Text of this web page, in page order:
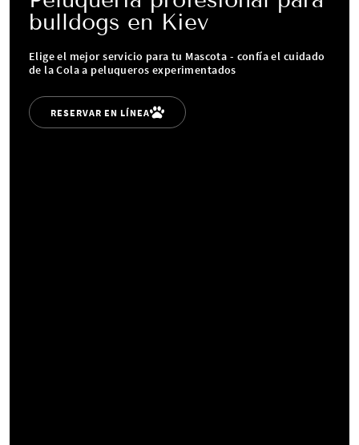
bulldogs en Kiev
Elige el mejor servicio para tu Mascota - confía el cuidado
de la Cola a peluqueros experimentados
RESERVAR EN LÍNEA